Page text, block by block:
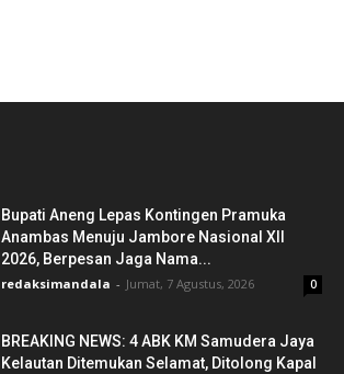
Bupati Aneng Lepas Kontingen Pramuka
Anambas Menuju Jambore Nasional XII
2026, Berpesan Jaga Nama...
redaksimandala - Jumat, 7 Agustus, 2026 0
BREAKING NEWS: 4 ABK KM Samudera Jaya
Kelautan Ditemukan Selamat, Ditolong Kapal